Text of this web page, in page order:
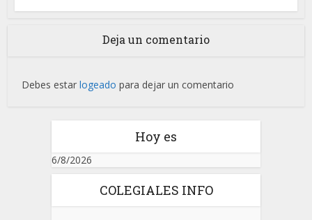
Deja un comentario
Debes estarlogeado para dejar un comentario
Hoy es
6/8/2026
COLEGIALES INFO